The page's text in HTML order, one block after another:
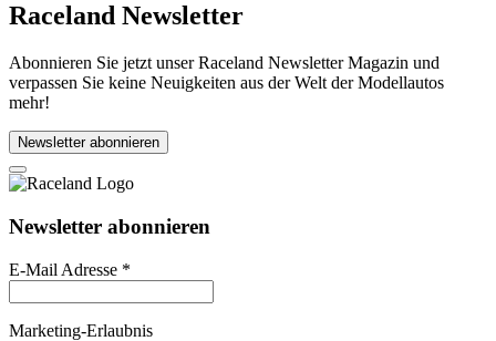
Raceland Newsletter
Abonnieren Sie jetzt unser Raceland Newsletter Magazin und
verpassen Sie keine Neuigkeiten aus der Welt der Modellautos
mehr!
Newsletter abonnieren
Newsletter abonnieren
E-Mail Adresse *
Marketing-Erlaubnis